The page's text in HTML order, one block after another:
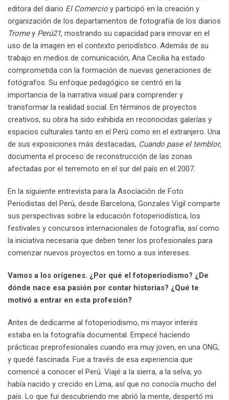
editora del diario El Comercio y participó en la creación y
organización de los departamentos de fotografía de los diarios
Tromey Perú21, mostrando su capacidad para innovar en el
uso de la imagen en el contexto periodístico. Además de su
trabajo en medios de comunicación, Ana Cecilia ha estado
comprometida con la formación de nuevas generaciones de
fotógrafos. Su enfoque pedagógico se centró en la
importancia de la narrativa visual para comprender y
transformar la realidad social. En términos de proyectos
creativos, su obra ha sido exhibida en reconocidas galerías y
espacios culturales tanto en el Perú como en el extranjero. Una
de sus exposiciones más destacadas, Cuando pase el temblor,
documenta el proceso de reconstrucción de las zonas
afectadas por el terremoto en el sur del país en el 2007.
En la siguiente entrevista para la Asociación de Foto
Periodistas del Perú, desde Barcelona, Gonzales Vigil comparte
sus perspectivas sobre la educación fotoperiodística, los
festivales y concursos internacionales de fotografía, así como
la iniciativa necesaria que deben tener los profesionales para
comenzar nuevos proyectos en torno a sus intereses.
Vamos a los orígenes. ¿Por qué el fotoperiodismo? ¿De
dónde nace esa pasión por contar historias? ¿Qué te
motivó a entrar en esta profesión?
Antes de dedicarme al fotoperiodismo, mi mayor interés
estaba en la fotografía documental. Empecé haciendo
prácticas preprofesionales cuando era muy joven, en una ONG,
y quedé fascinada. Fue a través de esa experiencia que
comencé a conocer el Perú. Viajé a la sierra, a la selva; yo
había nacido y crecido en Lima, así que no conocía mucho del
país. Lo que fui descubriendo me abrió la mente, despertó mi